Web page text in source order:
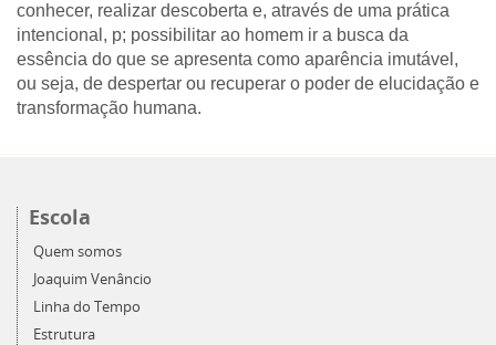
conhecer, realizar descoberta e, através de uma prática
intencional, p; possibilitar ao homem ir a busca da
essência do que se apresenta como aparência imutável,
ou seja, de despertar ou recuperar o poder de elucidação e
transformação humana.
Escola
Quem somos
Joaquim Venâncio
Linha do Tempo
Estrutura